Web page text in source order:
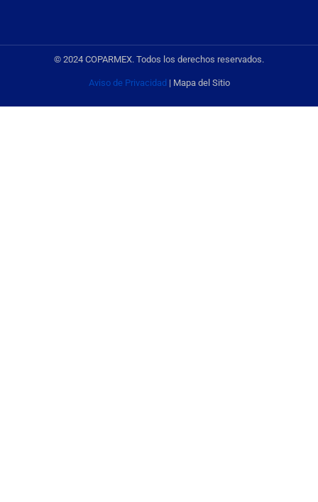
© 2024 COPARMEX. Todos los derechos reservados.
Aviso de Privacidad | Mapa del Sitio